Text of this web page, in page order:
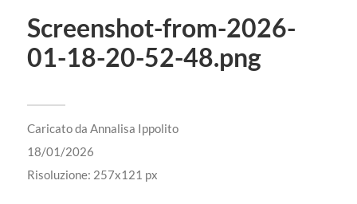
Screenshot-from-2026-
01-18-20-52-48.png
Caricato da Annalisa Ippolito
18/01/2026
Risoluzione: 257x121 px